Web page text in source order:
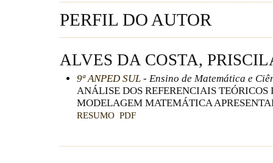
PERFIL DO AUTOR
ALVES DA COSTA,
9ª ANPED SUL - Ensino de Matemática e
ANÁLISE DOS REFERENCIAIS TEÓRICOS
MODELAGEM MATEMÁTICA
RESUMO PDF